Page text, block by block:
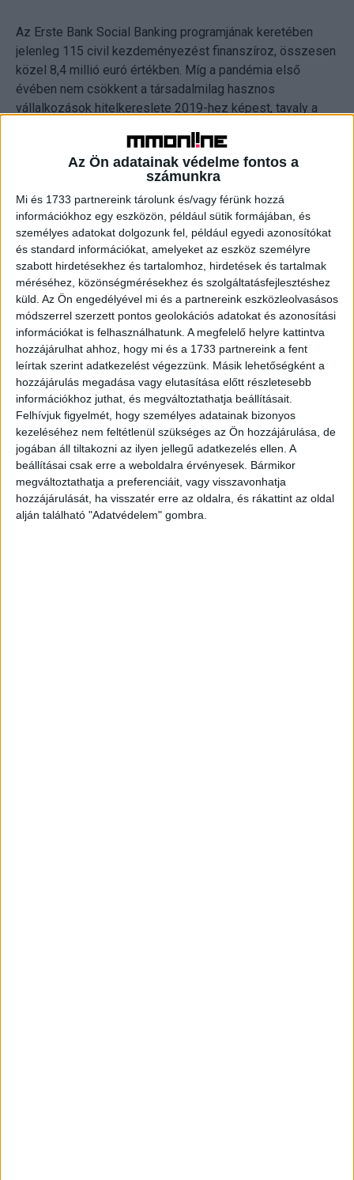
Az Ön adatainak védelme fontos a
számunkra
Mi és 1733 partnereink tárolunk és/vagy férünk hozzá
információkhoz egy eszközön, például sütik formájában, és
személyes adatokat dolgozunk fel, például egyedi azonosítókat
és standard információkat, amelyeket az eszköz személyre
szabott hirdetésekhez és tartalomhoz, hirdetések és tartalmak
méréséhez, közönségmérésekhez és szolgáltatásfejlesztéshez
küld. Az Ön engedélyével mi és a partnereink eszközleolvasásos
módszerrel szerzett pontos geolokációs adatokat és azonosítási
információkat is felhasználhatunk. A megfelelő helyre kattintva
hozzájárulhat ahhoz, hogy mi és a 1733 partnereink a fent
leírtak szerint adatkezelést végezzünk. Másik lehetőségként a
hozzájárulás megadása vagy elutasítása előtt részletesebb
információkhoz juthat, és megváltoztathatja beállításait.
Felhívjuk figyelmét, hogy személyes adatainak bizonyos
kezeléséhez nem feltétlenül szükséges az Ön hozzájárulása, de
jogában áll tiltakozni az ilyen jellegű adatkezelés ellen. A
beállításai csak erre a weboldalra érvényesek. Bármikor
megváltoztathatja a preferenciáit, vagy visszavonhatja
hozzájárulását, ha visszatér erre az oldalra, és rákattint az oldal
alján található "Adatvédelem" gombra.
Az Erste Bank Social Banking programjának keretében
jelenleg 115 civil kezdeményezést finanszíroz, összesen
közel 8,4 millió euró értékben. Míg a pandémia első
évében nem csökkent a társadalmilag hasznos
vállalkozások hitelkereslete 2019-hez képest, tavaly a
korábban tervezett programok halasztása mellett
döntöttek. Ugyanakkor az már 2021-ben is látható volt,
hogy a pandémia remélt lecsengésével, a 2021-2027-es
uniós fejlesztési ciklus pályázatainak felfutásával a civil
szektor részéről ismét nő majd a kereslet a banki hitelek,
a támogatási források előfinanszírozása iránt – mondta el
Szalay Orsolya, a Erste Bank Social Banking területének
vezetője.
A pénzintézet a hitelek mellett évek óta segíti kedvező
számlacsomaggal, támogatással és edukációs
programokkal, valamint stratégiai és pénzügyi képzéssel
a társadalmilag hasznos vállalkozások működését. Idén
már 34 civil ügyfél nyitott számlát a banknál és ezzel
közel félezerre nőtt azon társadalmilag hasznos
vállalkozások száma, melyek úgy gondolják, érdemes az
Erstével bankolni. Ezzel nem csupán pénzt takarítanak
meg és dedikált kapcsolattartót kapnak, de a bank
folyamatosan vonja be a szervezeteket egyéb
programjaiba is, és így egyszerű donáció helyett alkalmuk